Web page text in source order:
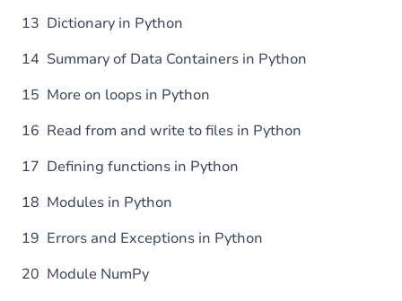
13 Dictionary in Python
14 Summary of Data Containers in Python
15 More on loops in Python
16 Read from and write to files in Python
17 Defining functions in Python
18 Modules in Python
19 Errors and Exceptions in Python
20 Module NumPy